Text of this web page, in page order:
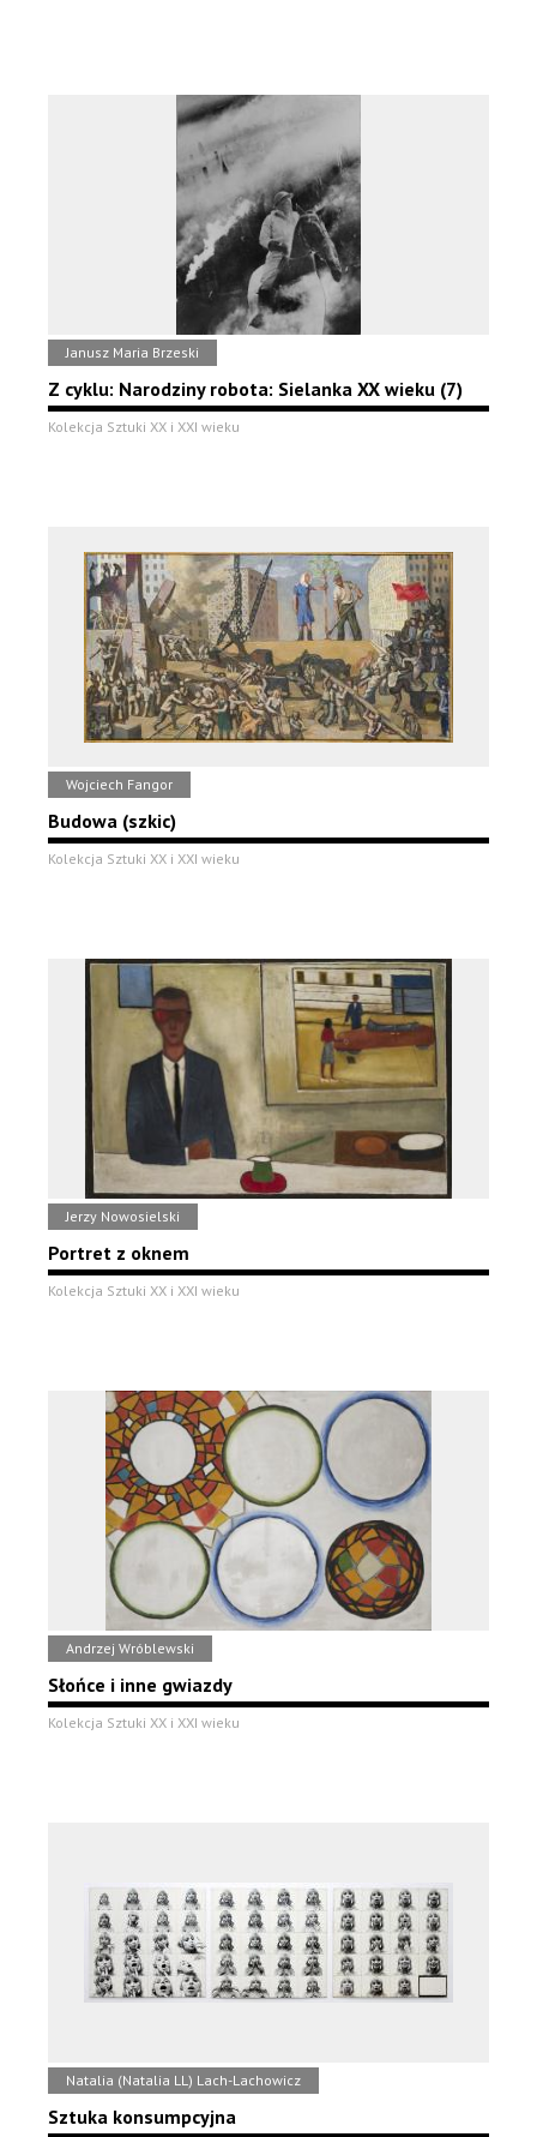
Janusz Maria Brzeski
Z cyklu: Narodziny robota: Sielanka XX wieku (7)
Kolekcja Sztuki XX i XXI wieku
Wojciech Fangor
Budowa (szkic)
Kolekcja Sztuki XX i XXI wieku
Jerzy Nowosielski
Portret z oknem
Kolekcja Sztuki XX i XXI wieku
Andrzej Wróblewski
Słońce i inne gwiazdy
Kolekcja Sztuki XX i XXI wieku
Natalia (Natalia LL) Lach-Lachowicz
Sztuka konsumpcyjna